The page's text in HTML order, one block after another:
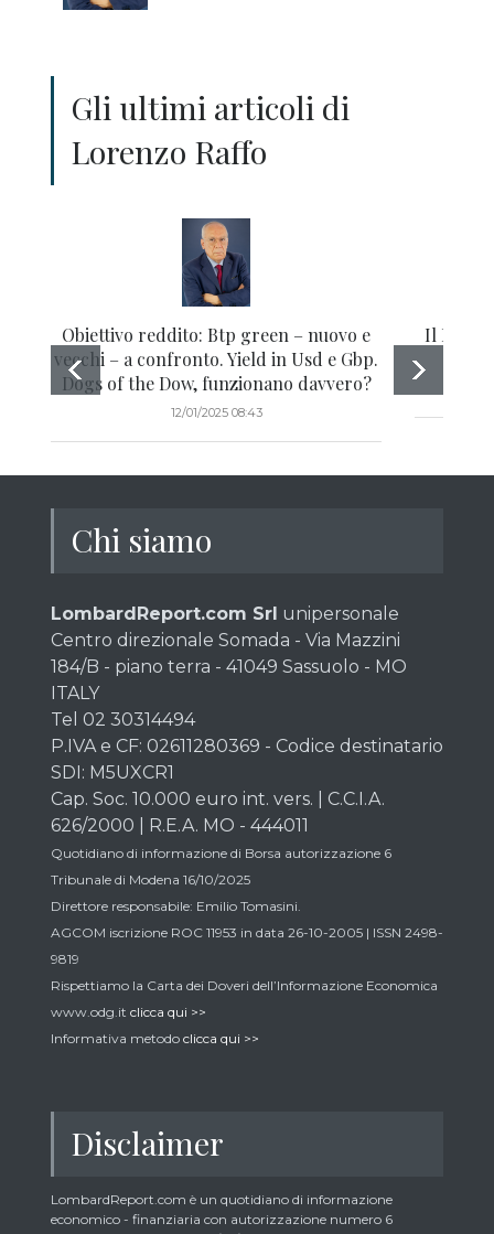
Gli ultimi articoli di
Lorenzo Raffo
Obiettivo reddito: Btp green – nuovo e
vecchi – a confronto. Yield in Usd e Gbp.
Dogs of the Dow, funzionano davvero?
12/01/2025 08:43
Il Btp
Chi siamo
LombardReport.com Srl unipersonale
Centro direzionale Somada - Via Mazzini
184/B - piano terra - 41049 Sassuolo - MO
ITALY
Tel 02 30314494
P.IVA e CF: 02611280369 - Codice destinatario
SDI: M5UXCR1
Cap. Soc. 10.000 euro int. vers. | C.C.I.A.
626/2000 | R.E.A. MO - 444011
Quotidiano di informazione di Borsa autorizzazione 6
Tribunale di Modena 16/10/2025
Direttore responsabile: Emilio Tomasini.
AGCOM iscrizione ROC 11953 in data 26-10-2005 | ISSN 2498-
9819
Rispettiamo la Carta dei Doveri dell’Informazione Economica
www.odg.it clicca qui >>
Informativa metodo clicca qui >>
Disclaimer
LombardReport.com è un quotidiano di informazione
economico - finanziaria con autorizzazione numero 6